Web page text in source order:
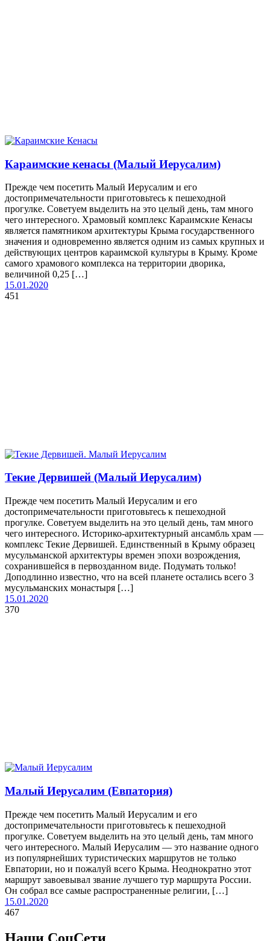
Караимские кенасы (Малый Иерусалим)
Прежде чем посетить Малый Иерусалим и его
достопримечательности приготовьтесь к пешеходной
прогулке. Советуем выделить на это целый день, там много
чего интересного. Храмовый комплекс Караимские Кенасы
является памятником архитектуры Крыма государственного
значения и одновременно является одним из самых крупных и
действующих центров караимской культуры в Крыму. Кроме
самого храмового комплекса на территории дворика,
величиной 0,25 […]
15.01.2020
451
Текие Дервишей (Малый Иерусалим)
Прежде чем посетить Малый Иерусалим и его
достопримечательности приготовьтесь к пешеходной
прогулке. Советуем выделить на это целый день, там много
чего интересного. Историко-архитектурный ансамбль храм —
комплекс Текие Дервишей. Единственный в Крыму образец
мусульманской архитектуры времен эпохи возрождения,
сохранившейся в первозданном виде. Подумать только!
Доподлинно известно, что на всей планете остались всего 3
мусульманских монастыря […]
15.01.2020
370
Малый Иерусалим (Евпатория)
Прежде чем посетить Малый Иерусалим и его
достопримечательности приготовьтесь к пешеходной
прогулке. Советуем выделить на это целый день, там много
чего интересного. Малый Иерусалим — это название одного
из популярнейших туристических маршрутов не только
Евпатории, но и пожалуй всего Крыма. Неоднократно этот
маршрут завоевывал звание лучшего тур маршрута России.
Он собрал все самые распространенные религии, […]
15.01.2020
467
Наши СоцСети